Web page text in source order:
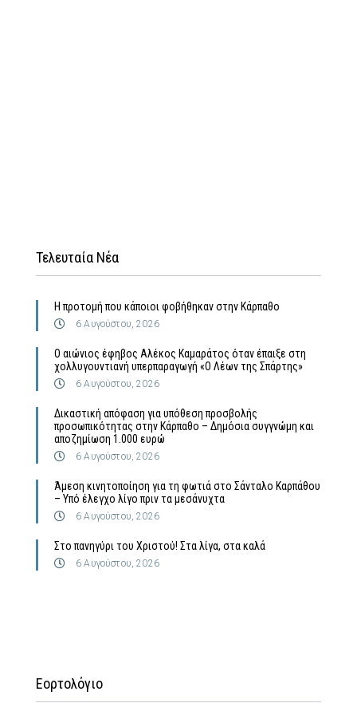
Τελευταία Νέα
Η προτομή που κάποιοι φοβήθηκαν στην Κάρπαθο
6 Αυγούστου, 2026
Ο αιώνιος έφηβος Αλέκος Καμαράτος όταν έπαιξε στη
χολλυγουντιανή υπερπαραγωγή «Ο Λέων της Σπάρτης»
6 Αυγούστου, 2026
Δικαστική απόφαση για υπόθεση προσβολής
προσωπικότητας στην Κάρπαθο – Δημόσια συγγνώμη και
αποζημίωση 1.000 ευρώ
6 Αυγούστου, 2026
Άμεση κινητοποίηση για τη φωτιά στο Σάνταλο Καρπάθου
– Υπό έλεγχο λίγο πριν τα μεσάνυχτα
6 Αυγούστου, 2026
Στο πανηγύρι του Χριστού! Στα λίγα, στα καλά
6 Αυγούστου, 2026
Εορτολόγιο